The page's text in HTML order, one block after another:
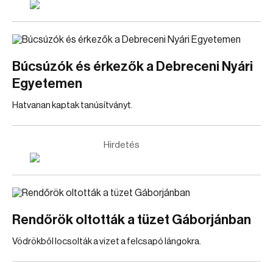
Búcsúzók és érkezők a Debreceni Nyári
Egyetemen
Hatvanan kaptak tanúsítványt.
Hirdetés
Rendőrök oltották a tüzet Gáborjánban
Vödrökből locsolták a vizet a felcsapó lángokra.